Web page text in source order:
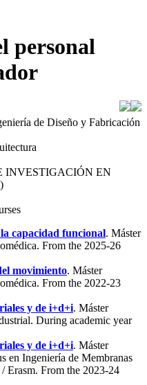
personal
de Diseño y Fabricación
INVESTIGACIÓN EN
capacidad funcional. Máster
From the 2025-26
movimiento. Máster
From the 2022-23
y de i+d+i. Máster
During academic year
y de i+d+i. Máster
en Ingeniería de Membranas
Erasm. From the 2023-24